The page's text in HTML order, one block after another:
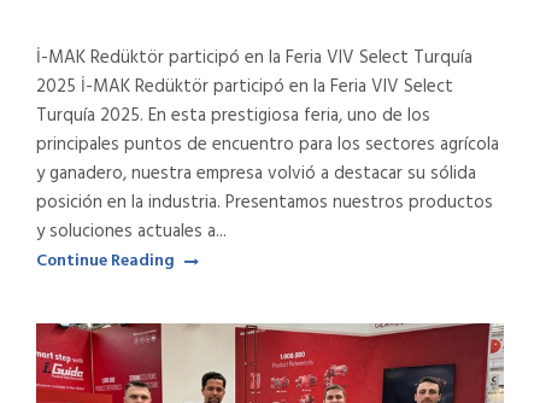
İ-MAK Redüktör participó en la Feria VIV Select Turquía
2025 İ-MAK Redüktör participó en la Feria VIV Select
Turquía 2025. En esta prestigiosa feria, uno de los
principales puntos de encuentro para los sectores agrícola
y ganadero, nuestra empresa volvió a destacar su sólida
posición en la industria. Presentamos nuestros productos
y soluciones actuales a...
Continue Reading